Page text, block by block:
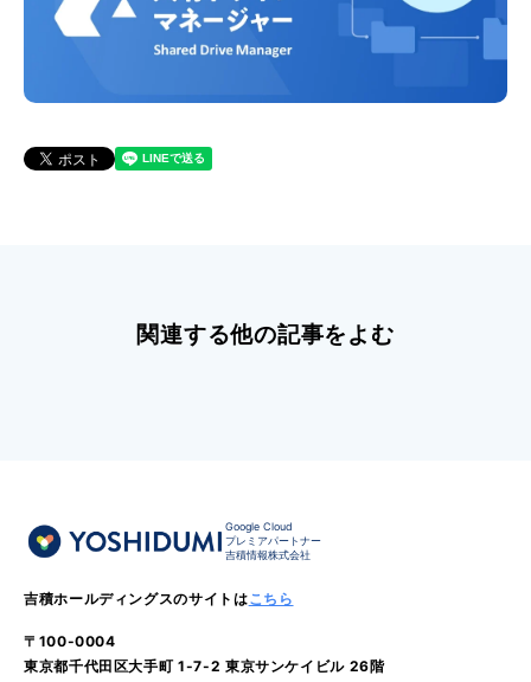
関連する他の記事をよむ
Google Cloud
プレミアパートナー
吉積情報株式会社
吉積ホールディングスのサイトはこちら
〒100-0004
東京都千代田区大手町 1-7-2 東京サンケイビル 26階